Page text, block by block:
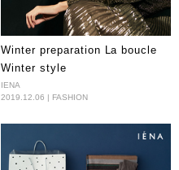
Winter preparation La boucle
Winter style
IENA
2019.12.06 | FASHION